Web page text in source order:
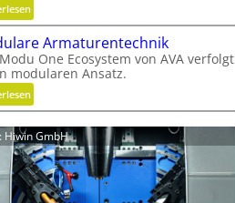
r
m
e
i
d
e
n
d
n
i
c
h
t
g
e
s
c
h
:
K
u
g
e
l
g
e
w
i
n
d
Armaturentechnik
One Ecosystem von AVA verfolgt
modularen Ansatz.
:
M
o
d
u
l
a
Hiwin GmbH